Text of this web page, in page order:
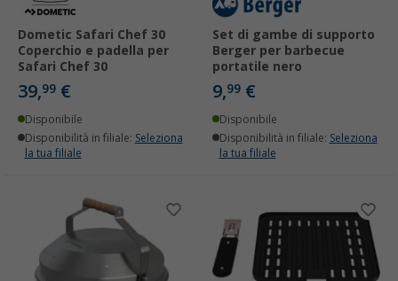
Dometic Safari Chef 30
Coperchio e padella per
Safari Chef 30
39,99 €
Disponibile
Disponibilità in filiale: Seleziona
la tua filiale
Set di gambe di supporto
Berger per barbecue
portatile nero
9,99 €
Disponibile
Disponibilità in filiale: Seleziona
la tua filiale